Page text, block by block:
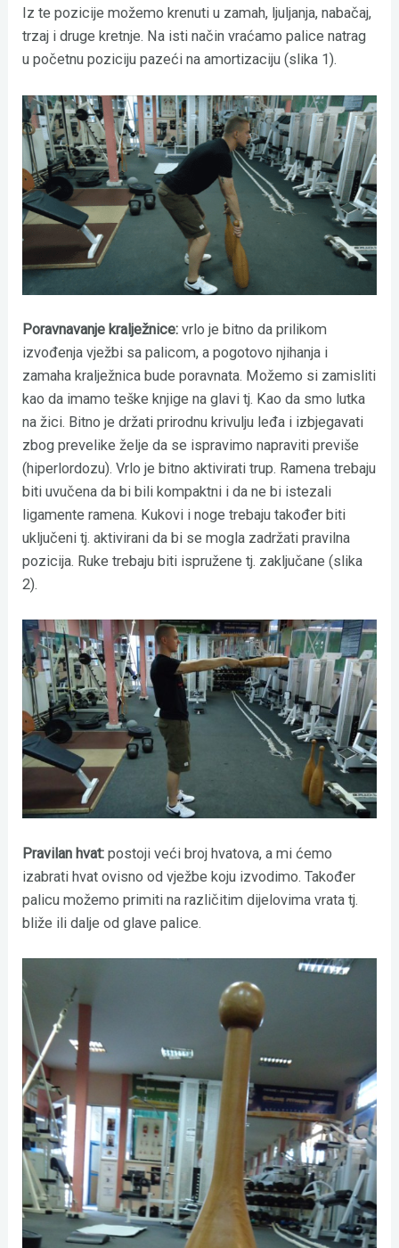
Iz te pozicije možemo krenuti u zamah, ljuljanja, nabačaj,
trzaj i druge kretnje. Na isti način vraćamo palice natrag
u početnu poziciju pazeći na amortizaciju (slika 1).
Poravnavanje kralježnice: vrlo je bitno da prilikom
izvođenja vježbi sa palicom, a pogotovo njihanja i
zamaha kralježnica bude poravnata. Možemo si zamisliti
kao da imamo teške knjige na glavi tj. Kao da smo lutka
na žici. Bitno je držati prirodnu krivulju leđa i izbjegavati
zbog prevelike želje da se ispravimo napraviti previše
(hiperlordozu). Vrlo je bitno aktivirati trup. Ramena trebaju
biti uvučena da bi bili kompaktni i da ne bi istezali
ligamente ramena. Kukovi i noge trebaju također biti
uključeni tj. aktivirani da bi se mogla zadržati pravilna
pozicija. Ruke trebaju biti ispružene tj. zaključane (slika
2).
Pravilan hvat: postoji veći broj hvatova, a mi ćemo
izabrati hvat ovisno od vježbe koju izvodimo. Također
palicu možemo primiti na različitim dijelovima vrata tj.
bliže ili dalje od glave palice.